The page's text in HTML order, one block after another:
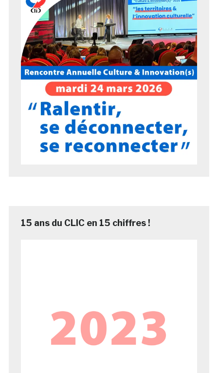
15 ans du CLIC en 15 chiffres !